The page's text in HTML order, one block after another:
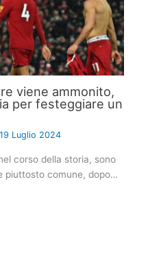
viene ammonito,
per festeggiare un
19 Luglio 2024
corso della storia, sono
piuttosto comune, dopo…